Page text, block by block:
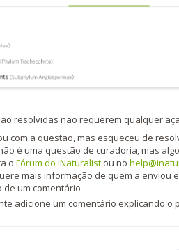
resolvidas não requerem qualquer
com a questão, mas esqueceu de
é uma questão de curadoria, mas
o Fórum do iNaturalist ou no
mais informação de quem a enviou
um comentário
adicione um comentário explicando o